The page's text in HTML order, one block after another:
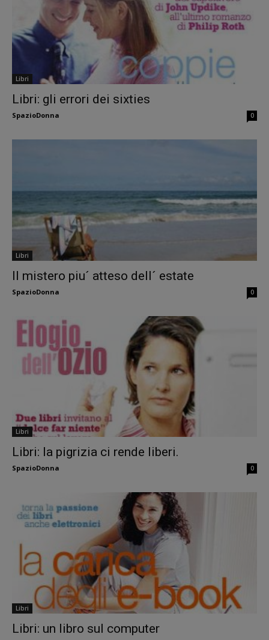
Libri
Libri: gli errori dei sixties
SpazioDonna 0
Libri
Il mistero piu´ atteso dell´ estate
SpazioDonna 0
Libri
Libri: la pigrizia ci rende liberi.
SpazioDonna 0
Libri
Libri: un libro sul computer